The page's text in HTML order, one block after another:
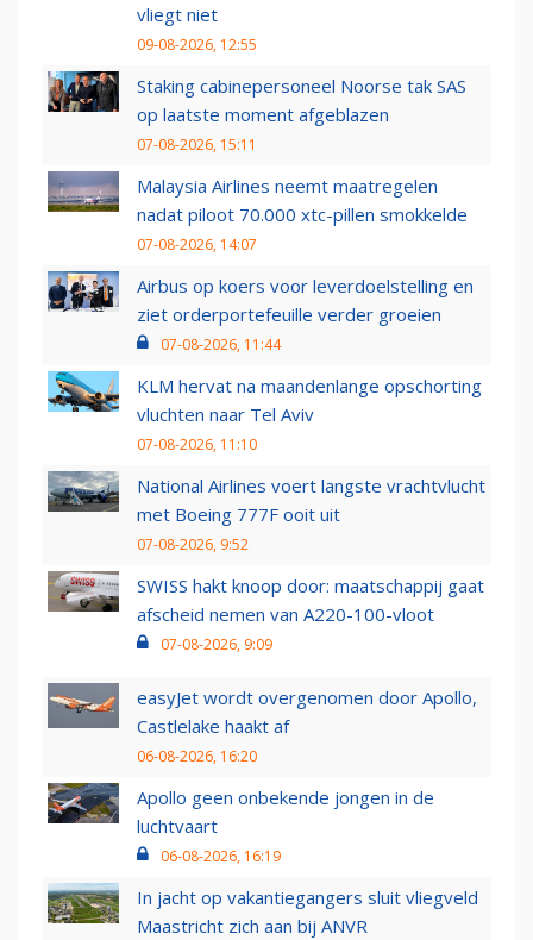
vliegt niet
09-08-2026, 12:55
Staking cabinepersoneel Noorse tak SAS
op laatste moment afgeblazen
07-08-2026, 15:11
Malaysia Airlines neemt maatregelen
nadat piloot 70.000 xtc-pillen smokkelde
07-08-2026, 14:07
Airbus op koers voor leverdoelstelling en
ziet orderportefeuille verder groeien
07-08-2026, 11:44
KLM hervat na maandenlange opschorting
vluchten naar Tel Aviv
07-08-2026, 11:10
National Airlines voert langste vrachtvlucht
met Boeing 777F ooit uit
07-08-2026, 9:52
SWISS hakt knoop door: maatschappij gaat
afscheid nemen van A220-100-vloot
07-08-2026, 9:09
easyJet wordt overgenomen door Apollo,
Castlelake haakt af
06-08-2026, 16:20
Apollo geen onbekende jongen in de
luchtvaart
06-08-2026, 16:19
In jacht op vakantiegangers sluit vliegveld
Maastricht zich aan bij ANVR